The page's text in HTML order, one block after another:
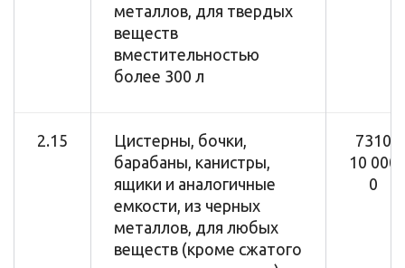
металлов, для твердых
веществ
вместительностью
более 300 л
2.15
Цистерны, бочки,
барабаны, канистры,
ящики и аналогичные
емкости, из черных
металлов, для любых
веществ (кроме сжатого
7310
10 000
0